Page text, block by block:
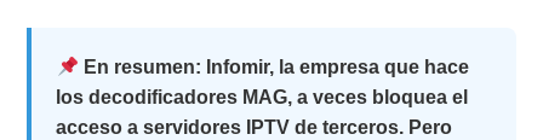
En resumen: Infomir, la empresa que hace
los decodificadores MAG, a veces bloquea el
acceso a servidores IPTV de terceros. Pero